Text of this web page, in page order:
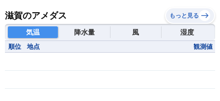
滋賀のアメダス もっと見る
気温 降水量 風 湿度
順位 地点 観測値